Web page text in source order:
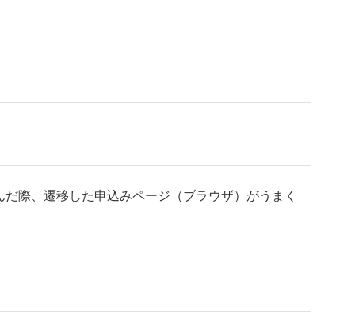
際、遷移した申込みページ（ブラウザ）がうまく